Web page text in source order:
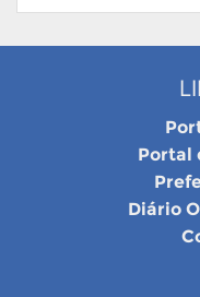
Portal
Diário